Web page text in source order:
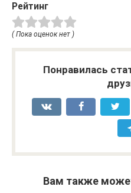
Рейтинг
( Пока оценок нет )
Понравилась
Вам также